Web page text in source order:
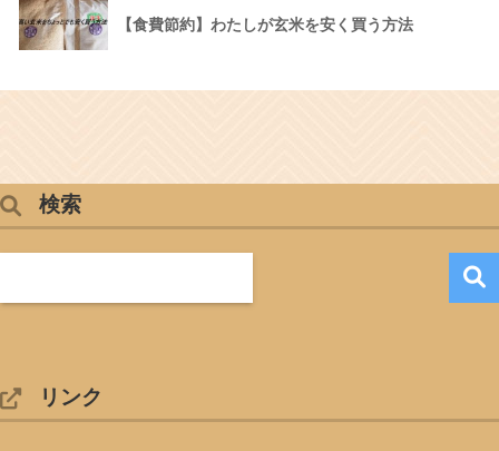
【食費節約】わたしが玄米を安く買う方法
検索
リンク